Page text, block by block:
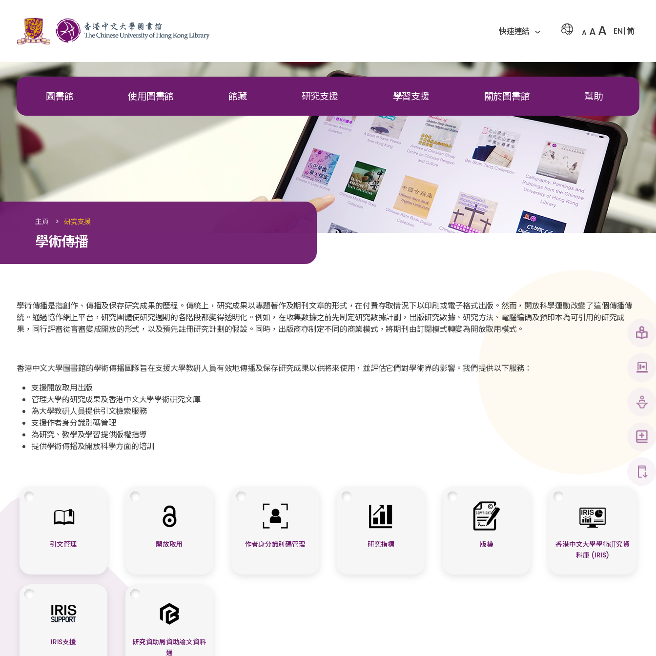
快速連結 A A A EN 简
圖書館 使用圖書館 館藏 研究支援 學習支援 關於圖書館 幫助
主頁 > 研究支援
學術傳播
學術傳播是指創作、傳播及保存研究成果的歷程。傳統上，研究成果以專題著作及期刊文章的形式，在付費存取情況下以印刷或電子格式出版。然而，開放科學運動改變了這個傳播傳
統。通過協作網上平台，研究團體使研究週期的各階段都變得透明化。例如，在收集數據之前先制定研究數據計劃，出版研究數據、研究方法、電腦編碼及預印本為可引用的研究成
果，同行評審從盲審變成開放的形式，以及預先註冊研究計劃的假設。同時，出版商亦制定不同的商業模式，將期刊由訂閱模式轉變為開放取用模式。
香港中文大學圖書館的學術傳播團隊旨在支援大學教硏人員有效地傳播及保存研究成果以供將來使用，並評估它們對學術界的影響。我們提供以下服務：
支援開放取用出版
管理大學的研究成果及香港中文大學學術硏究文庫
為大學教硏人員提供引文檢索服務
支援作者身分識別碼管理
為研究、教學及學習提供版權指導
提供學術傳播及開放科學方面的培訓
引文管理 開放取用 作者身分識別碼管理 研究指標 版權
香港中文大學學術硏究資
料庫 (IRIS)
IRIS支援
研究資助局資助論文資料
通